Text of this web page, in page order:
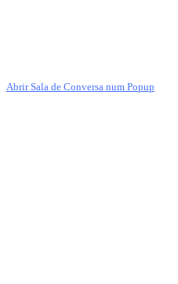
Abrir Sala de Conversa num Popup